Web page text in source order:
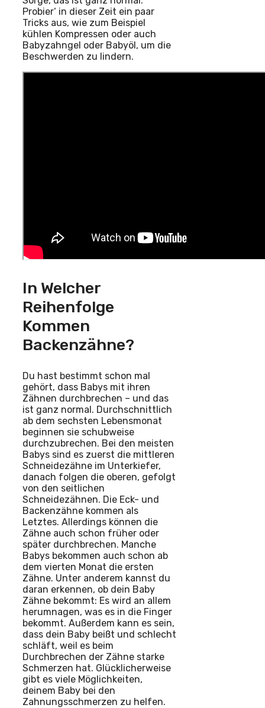
Probier‘ in dieser Zeit ein paar
Tricks aus, wie zum Beispiel
kühlen Kompressen oder auch
Babyzahngel oder Babyöl, um die
Beschwerden zu lindern.
In Welcher
Reihenfolge
Kommen
Backenzähne?
Du hast bestimmt schon mal
gehört, dass Babys mit ihren
Zähnen durchbrechen – und das
ist ganz normal. Durchschnittlich
ab dem sechsten Lebensmonat
beginnen sie schubweise
durchzubrechen. Bei den meisten
Babys sind es zuerst die mittleren
Schneidezähne im Unterkiefer,
danach folgen die oberen, gefolgt
von den seitlichen
Schneidezähnen. Die Eck- und
Backenzähne kommen als
Letztes. Allerdings können die
Zähne auch schon früher oder
später durchbrechen. Manche
Babys bekommen auch schon ab
dem vierten Monat die ersten
Zähne. Unter anderem kannst du
daran erkennen, ob dein Baby
Zähne bekommt: Es wird an allem
herumnagen, was es in die Finger
bekommt. Außerdem kann es sein,
dass dein Baby beißt und schlecht
schläft, weil es beim
Durchbrechen der Zähne starke
Schmerzen hat. Glücklicherweise
gibt es viele Möglichkeiten,
deinem Baby bei den
Zahnungsschmerzen zu helfen.